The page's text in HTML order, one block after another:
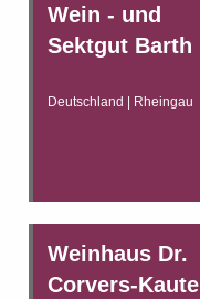
Wein - und
Sektgut Barth
Deutschland | Rheingau
Weinhaus Dr.
Corvers-